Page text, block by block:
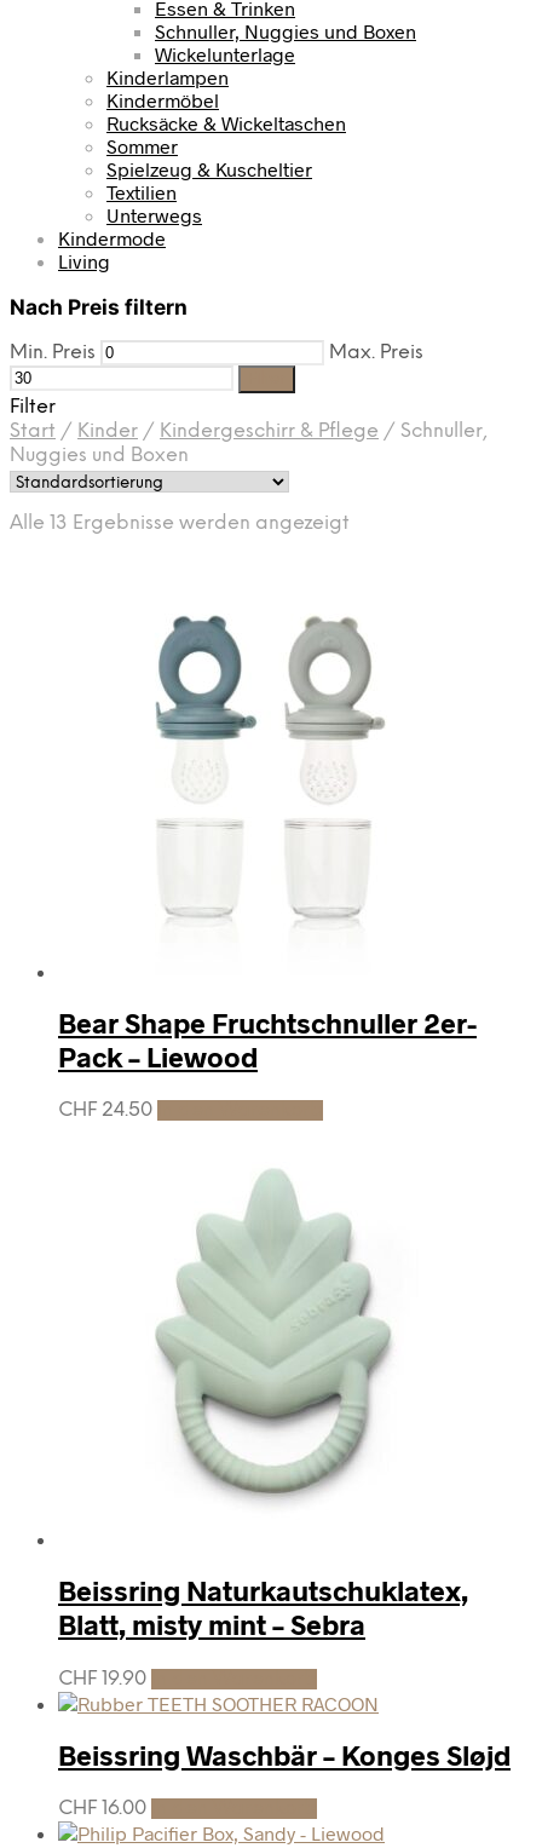
Essen & Trinken
Schnuller, Nuggies und Boxen
Wickelunterlage
Kinderlampen
Kindermöbel
Rucksäcke & Wickeltaschen
Sommer
Spielzeug & Kuscheltier
Textilien
Unterwegs
Kindermode
Living
Nach Preis filtern
Min. Preis Max. Preis
Filter
Start / Kinder / Kindergeschirr & Pflege / Schnuller,
Nuggies und Boxen
Alle 13 Ergebnisse werden angezeigt
Bear Shape Fruchtschnuller 2er-
Pack – Liewood
CHF 24.50
Beissring Naturkautschuklatex,
Blatt, misty mint – Sebra
CHF 19.90
Beissring Waschbär – Konges Sløjd
CHF 16.00